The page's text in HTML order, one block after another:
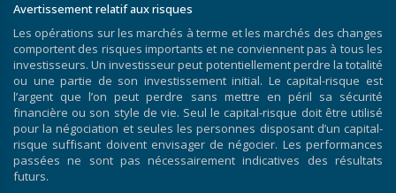
Avertissement relatif aux risques
Les opérations sur les marchés à terme et les marchés des changes
comportent des risques importants et ne conviennent pas à tous les
investisseurs. Un investisseur peut potentiellement perdre la totalité
ou une partie de son investissement initial. Le capital-risque est
l’argent que l’on peut perdre sans mettre en péril sa sécurité
financière ou son style de vie. Seul le capital-risque doit être utilisé
pour la négociation et seules les personnes disposant d’un capital-
risque suffisant doivent envisager de négocier. Les performances
passées ne sont pas nécessairement indicatives des résultats
futurs.